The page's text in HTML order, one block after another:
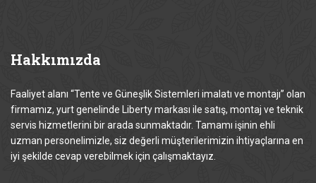
Hakkımızda
Faaliyet alanı “Tente ve Güneşlik Sistemleri imalatı ve montajı” olan
firmamız, yurt genelinde Liberty markası ile satış, montaj ve teknik
servis hizmetlerini bir arada sunmaktadır. Tamamı işinin ehli
uzman personelimizle, siz değerli müşterilerimizin ihtiyaçlarına en
iyi şekilde cevap verebilmek için çalışmaktayız.